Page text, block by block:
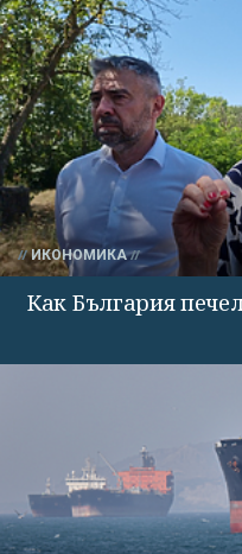
ИКОНОМИКА
Как България